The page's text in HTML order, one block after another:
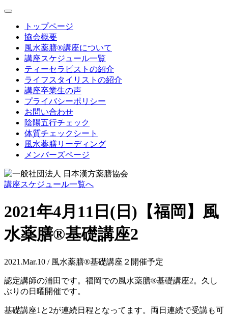
toggle
navigationトップページ
協会概要
風水薬膳®講座について
講座スケジュール一覧
ティーセラピストの紹介
ライフスタイリストの紹介
講座卒業生の声
プライバシーポリシー
お問い合わせ
陰陽五行チェック
体質チェックシート
風水薬膳リーディング
メンバーズページ
講座スケジュール一覧へ
2021年4月11日(日)【福岡】風
水薬膳®︎基礎講座2
2021.Mar.10 / 風水薬膳®基礎講座２開催予定
認定講師の浦田です。 福岡での風水薬膳®︎基礎講座2。 久し
ぶりの日曜開催です。
基礎講座1 と 2が連続日程となってます。 両日連続で受講も可